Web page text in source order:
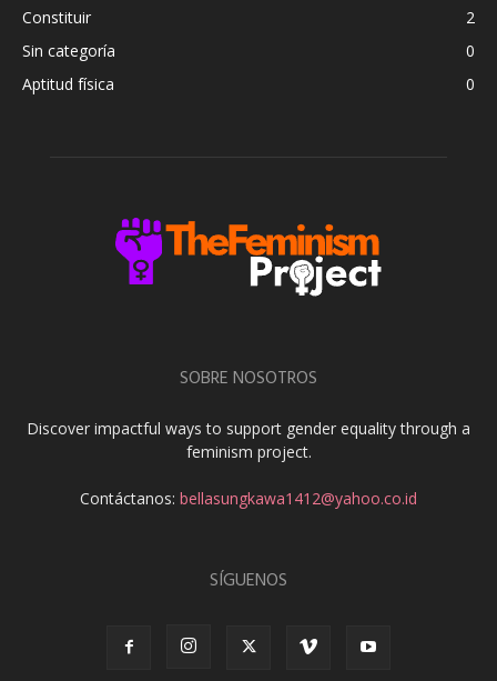
Constituir
2
Sin categoría
0
Aptitud física
0
SOBRE NOSOTROS
Discover impactful ways to support gender equality through a
feminism project.
Contáctanos: bellasungkawa1412@yahoo.co.id
SÍGUENOS